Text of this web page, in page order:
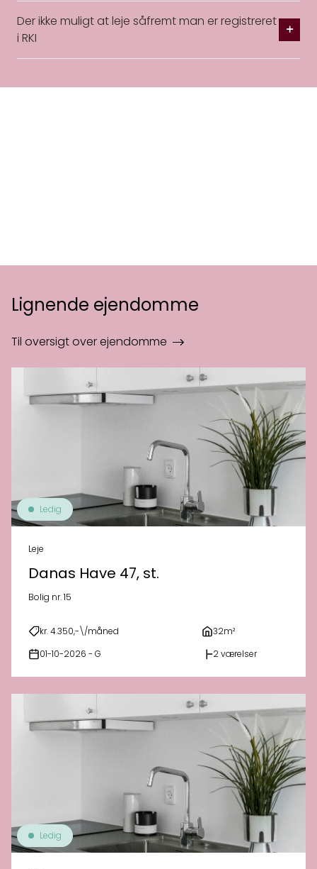
Der ikke muligt at leje såfremt man er registreret
i RKI
Lignende ejendomme
Til oversigt over ejendomme
Ledig
Leje
Danas Have 47, st.
Bolig nr. 15
kr. 4.350,-\/måned 32m²
01-10-2026 - G 2 værelser
Ledig